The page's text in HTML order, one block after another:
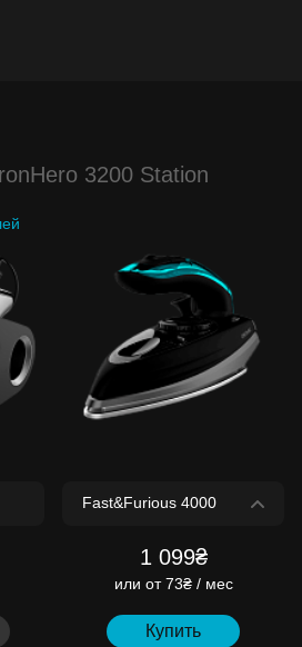
3200 Station
1 099₴
или от 73₴ / мес
Купить